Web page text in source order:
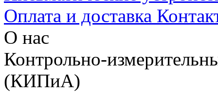
Оплата и доставка
О нас
Контрольно-
(КИПиА)